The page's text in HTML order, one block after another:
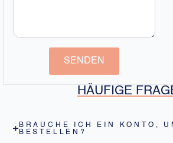
SENDEN
HÄUFIGE
BRAUCHE ICH EIN KONTO,
BESTELLEN?